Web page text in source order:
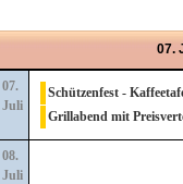
07.
07.
Juli
Schützenfest -
Grillabend mit
08.
Juli